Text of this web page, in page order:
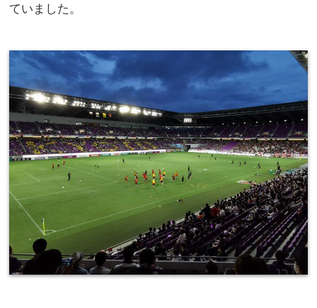
ていました。